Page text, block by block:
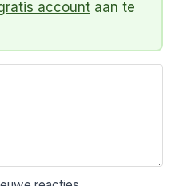
account aan te